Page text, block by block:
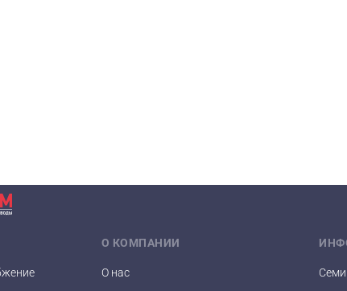
О КОМПАНИИ
О нас